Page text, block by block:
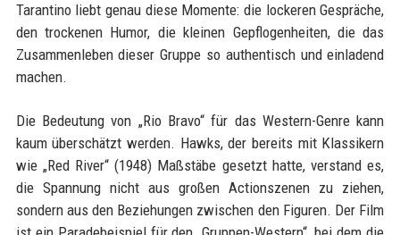
Tarantino liebt genau diese Momente: die lockeren Gespräche,
den trockenen Humor, die kleinen Gepflogenheiten, die das
Zusammenleben dieser Gruppe so authentisch und einladend
machen.
Die Bedeutung von „Rio Bravo“ für das Western-Genre kann
kaum überschätzt werden. Hawks, der bereits mit Klassikern
wie „Red River“ (1948) Maßstäbe gesetzt hatte, verstand es,
die Spannung nicht aus großen Actionszenen zu ziehen,
sondern aus den Beziehungen zwischen den Figuren. Der Film